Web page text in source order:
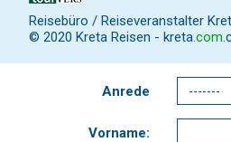
Reisebüro / Reiseveranstalter
© 2020 Kreta Reisen - kreta.com
Anrede
Vorname: